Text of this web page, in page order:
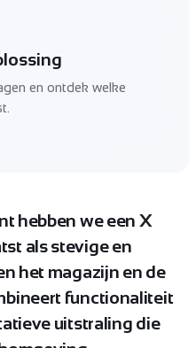
en ontdek welke
hebben we een X
alsstevige en
het magazijn en de
functionaliteit
uitstraling die